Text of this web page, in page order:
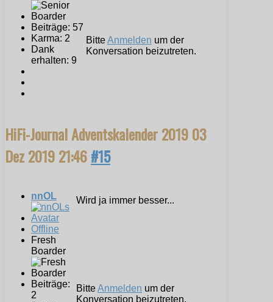
Beiträge: 57
Karma: 2
Dank
erhalten: 9
BitteAnmelden um der
Konversation beizutreten.
HiFi-Journal Adventskalender 201903
Dez 2019 21:46#15
nnOL
Offline
Fresh
Boarder
Beiträge:
2
Wird ja immer besser...
BitteAnmelden um der
Konversation beizutreten.